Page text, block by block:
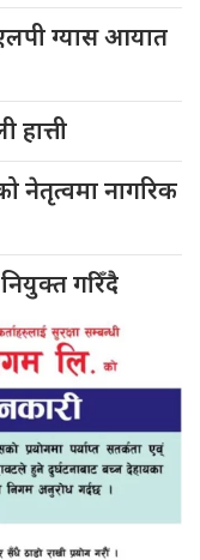
ग्यास आयात
हात्ती
नेतृत्वमा नागरिक
गरिँदै